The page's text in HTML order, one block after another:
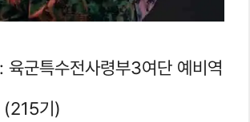
: 육군특수전사령부3여단 예비역
(215기)